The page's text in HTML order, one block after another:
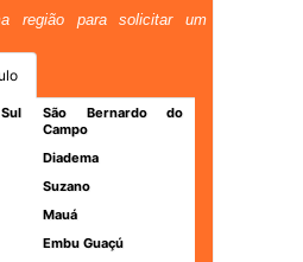
região para solicitar um
São Bernardo do
Campo
Diadema
Suzano
Mauá
Embu Guaçú